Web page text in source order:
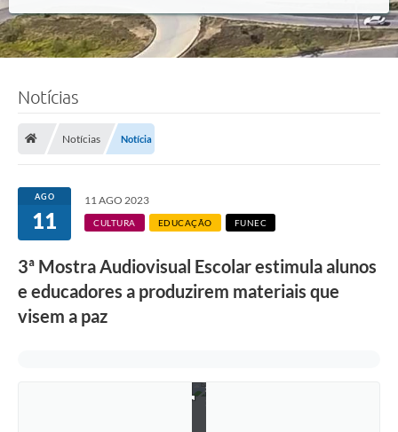
Notícias
Notícias Notícia
AGO
11
11 AGO 2023
CULTURA EDUCAÇÃO FUNEC
3ª Mostra Audiovisual Escolar estimula alunos
e educadores a produzirem materiais que
visem a paz
s